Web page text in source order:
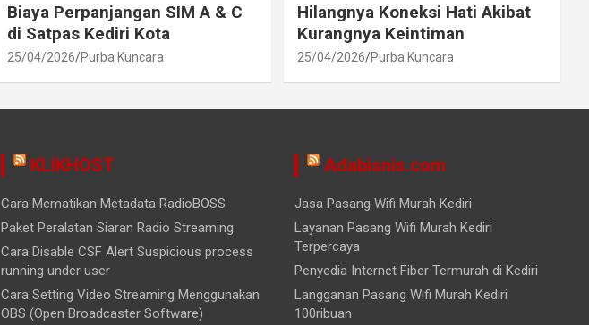
Biaya Perpanjangan SIM A & C
di Satpas Kediri Kota
25/04/2026 Purba Kuncara
Hilangnya Koneksi Hati Akibat
Kurangnya Keintiman
25/04/2026 Purba Kuncara
KLIKHOST
Cara Mematikan Metadata RadioBOSS
Paket Peralatan Siaran Radio Streaming
Cara Disable CSF Alert Suspicious process
running under user
Cara Setting Video Streaming Menggunakan
OBS (Open Broadcaster Software)
Adabisnis.com
Jasa Pasang Wifi Murah Kediri
Layanan Pasang Wifi Murah Kediri
Terpercaya
Penyedia Internet Fiber Termurah di Kediri
Langganan Pasang Wifi Murah Kediri
100ribuan